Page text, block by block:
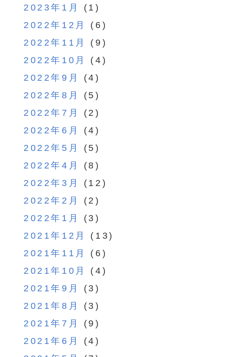
2023年1月
(1)
2022年12月
(6)
2022年11月
(9)
2022年10月
(4)
2022年9月
(4)
2022年8月
(5)
2022年7月
(2)
2022年6月
(4)
2022年5月
(5)
2022年4月
(8)
2022年3月
(12)
2022年2月
(2)
2022年1月
(3)
2021年12月
(13)
2021年11月
(6)
2021年10月
(4)
2021年9月
(3)
2021年8月
(3)
2021年7月
(9)
2021年6月
(4)